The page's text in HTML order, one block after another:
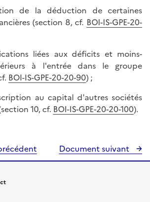
de la déduction de certaines
(section 8, cf. BOI-IS-GPE-20-
liées aux déficits et moins-
à l'entrée dans le groupe
BOI-IS-GPE-20-20-90) ;
au capital d'autres sociétés
10, cf. BOI-IS-GPE-20-20-100).
Document suivant